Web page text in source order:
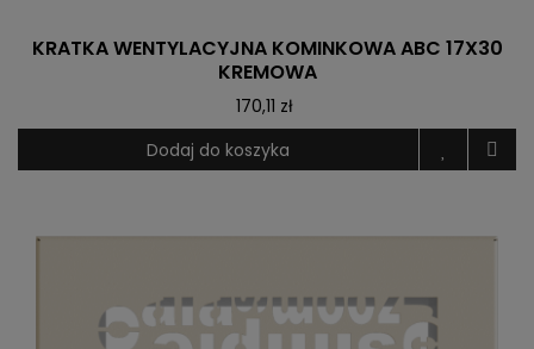
KRATKA WENTYLACYJNA KOMINKOWA ABC 17X30
KREMOWA
170,11 zł
Dodaj do koszyka